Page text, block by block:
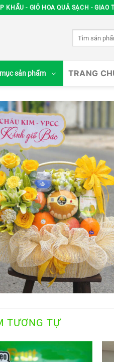
KHẨU - GIỎ HOA QUẢ SẠCH - GIAO
sản phẩm TRANG
TƯƠNG TỰ